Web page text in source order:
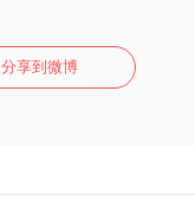
分享到微博